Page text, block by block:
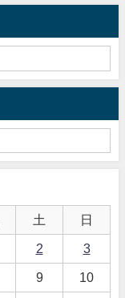
土 日
2 3
9 10